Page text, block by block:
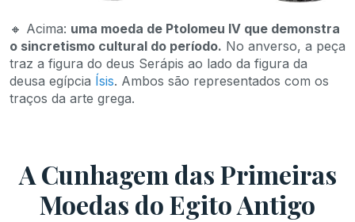
🔸 Acima: uma moeda de Ptolomeu IV que demonstra
o sincretismo cultural do período. No anverso, a peça
traz a figura do deus Serápis ao lado da figura da
deusa egípcia Ísis. Ambos são representados com os
traços da arte grega.
A Cunhagem das Primeiras
Moedas do Egito Antigo